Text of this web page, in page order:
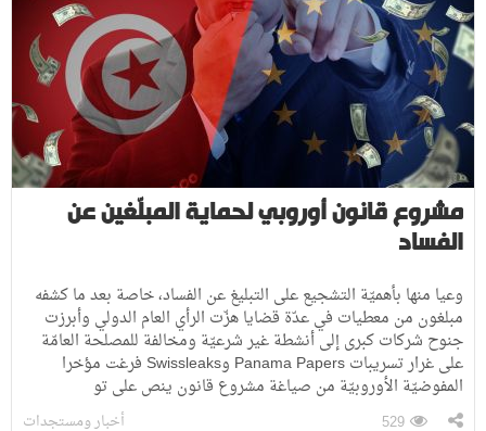
مشروع قانون أوروبي لحماية المبلّغين عن
الفساد
وعيا منها بأهميّة التشجيع على التبليغ عن الفساد، خاصة بعد ما كشفه
مبلغون من معطيات في عدّة قضايا هزّت الرأي العام الدولي وأبرزت
جنوح شركات كبرى إلى أنشطة غير شرعيّة ومخالفة للمصلحة العامّة
على غرار تسريبات Panama Papers وSwissleaks فرغت مؤخرا
المفوضيّة الأوروبيّة من صياغة مشروع قانون ينص على تو
أخبار ومستجدات 529